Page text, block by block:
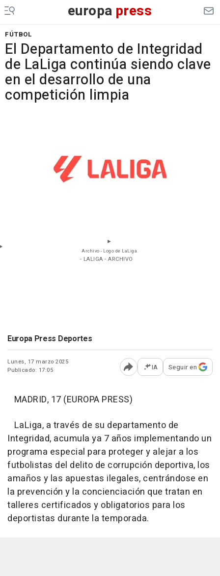
europa press
FÚTBOL
El Departamento de Integridad
de LaLiga continúa siendo clave
en el desarrollo de una
competición limpia
Archivo - Logo de LaLiga.
- LALIGA - ARCHIVO
Europa Press Deportes
Lunes, 17 marzo 2025
Publicado: 17:05
Abrir opciones para
IA Seguir en
MADRID, 17 (EUROPA PRESS)
LaLiga, a través de su departamento de
Integridad, acumula ya 7 años implementando un
programa especial para proteger y alejar a los
futbolistas del delito de corrupción deportiva, los
amaños y las apuestas ilegales, centrándose en
la prevención y la concienciación que tratan en
talleres certificados y obligatorios para los
deportistas durante la temporada.